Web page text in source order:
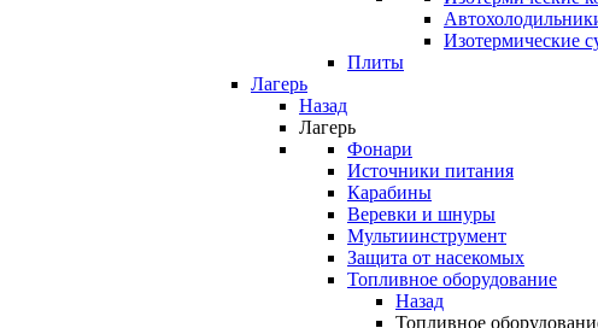
Изотермические
Плиты
Лагерь
Назад
Лагерь
Фонари
Источники питания
Карабины
Веревки и шнуры
Мультиинструмент
Защита от насекомых
Топливное оборудование
Назад
Топливное